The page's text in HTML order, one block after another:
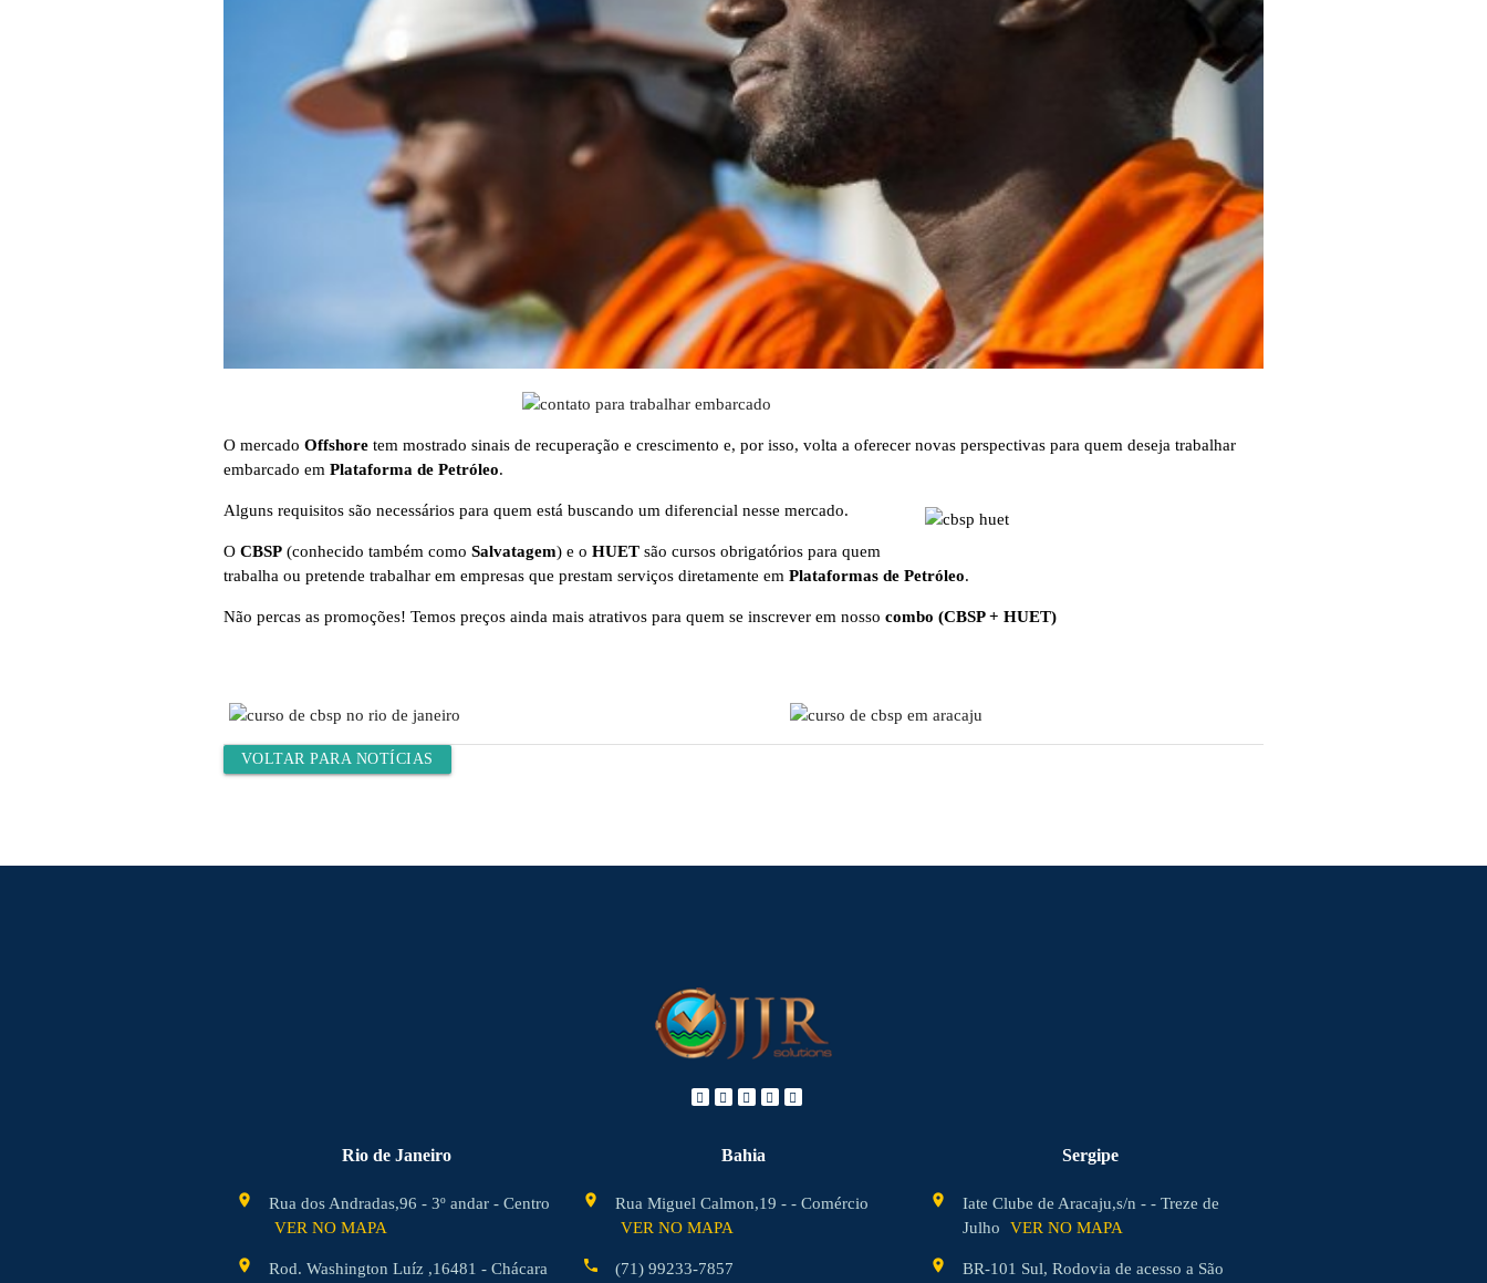
O mercado Offshoretem mostrado sinais de recuperação e crescimento e, por isso, volta a oferecer novas perspectivas para quem deseja trabalhar
embarcado em Plataforma de Petróleo.
Alguns requisitos são necessários para quem está buscando um diferencial nesse mercado.
O CBSP(conhecido também como Salvatagem) e o HUETsão cursos obrigatórios para quem
trabalha ou pretende trabalhar em empresas que prestam serviços diretamente em Plataformas de Petróleo.
Não percas as promoções! Temos preços ainda mais atrativos para quem se inscrever em nosso combo (CBSP + HUET)
VOLTAR PARA NOTÍCIAS
Rio de Janeiro
location_on
Rua dos Andradas,96 - 3º andar - Centro
VER NO MAPA
location_on Rod. Washington Luíz ,16481 - Chácara
Bahia
location_on
Rua Miguel Calmon,19 - - Comércio
VER NO MAPA
phone (71) 99233-7857
Sergipe
location_on
Iate Clube de Aracaju,s/n - - Treze de
Julho
VER NO MAPA
location_on BR-101 Sul, Rodovia de acesso a São